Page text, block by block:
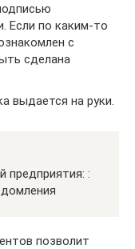
Если по каким-то
с
сделана
выдается на руки.
предприятия: :
позволит